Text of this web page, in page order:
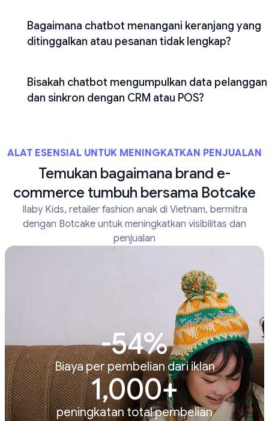
Bagaimana chatbot menangani keranjang yang
ditinggalkan atau pesanan tidak lengkap?
Bisakah chatbot mengumpulkan data pelanggan
dan sinkron dengan CRM atau POS?
ALAT ESENSIAL UNTUK MENINGKATKAN PENJUALAN
Temukan bagaimana brand e-
commerce tumbuh bersama Botcake
Ilaby Kids, retailer fashion anak di Vietnam, bermitra
dengan Botcake untuk meningkatkan visibilitas dan
penjualan
-54%
Biaya per pembelian dari iklan
1,000+
peningkatan total pembelian